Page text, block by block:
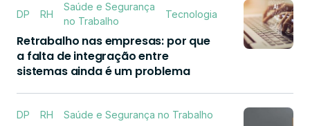
DP RH
Saúde e Segurança
no Trabalho
Tecnologia
Retrabalho nas empresas: por que
a falta de integração entre
sistemas ainda é um problema
DP RH Saúde e Segurança no Trabalho